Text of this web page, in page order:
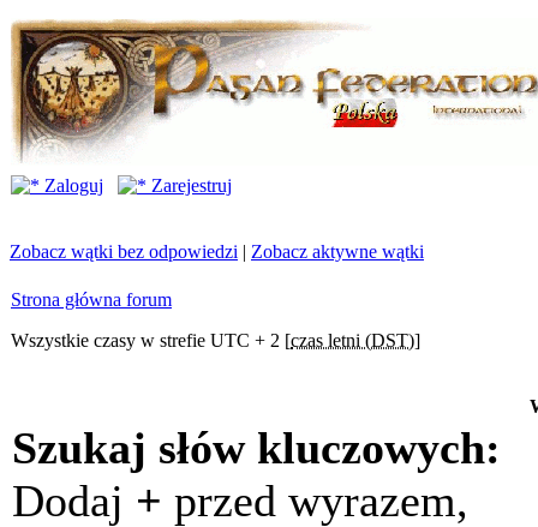
Zaloguj Zarejestruj
Zobacz wątki bez odpowiedzi | Zobacz aktywne wątki
Strona główna forum
Wszystkie czasy w strefie UTC + 2 [czas letni (DST)]
Szukaj słów kluczowych:
Dodaj + przed wyrazem,